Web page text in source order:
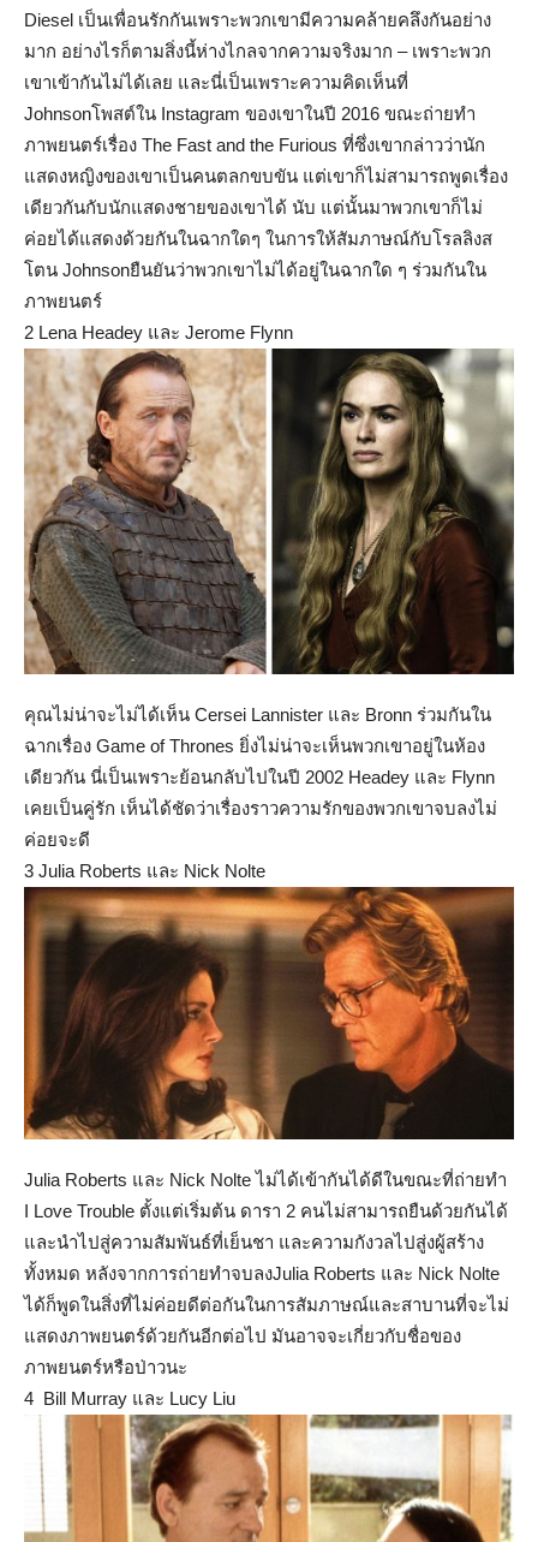
Diesel เป็นเพื่อนรักกันเพราะพวกเขามีความคล้ายคลึงกันอย่าง
มาก อย่างไรก็ตามสิ่งนี้ห่างไกลจากความจริงมาก – เพราะพวก
เขาเข้ากันไม่ได้เลย และนี่เป็นเพราะความคิดเห็นที่
Johnsonโพสต์ใน Instagram ของเขาในปี 2016 ขณะถ่ายทำ
ภาพยนตร์เรื่อง The Fast and the Furious ที่ซึ่งเขากล่าวว่านัก
แสดงหญิงของเขาเป็นคนตลกขบขัน แต่เขาก็ไม่สามารถพูดเรื่อง
เดียวกันกับนักแสดงชายของเขาได้ นับ แต่นั้นมาพวกเขาก็ไม่
ค่อยได้แสดงด้วยกันในฉากใดๆ ในการให้สัมภาษณ์กับโรลลิงส
โตน Johnsonยืนยันว่าพวกเขาไม่ได้อยู่ในฉากใด ๆ ร่วมกันใน
ภาพยนตร์
2 Lena Headey และ Jerome Flynn
คุณไม่น่าจะไม่ได้เห็น Cersei Lannister และ Bronn ร่วมกันใน
ฉากเรื่อง Game of Thrones ยิ่งไม่น่าจะเห็นพวกเขาอยู่ในห้อง
เดียวกัน นี่เป็นเพราะย้อนกลับไปในปี 2002 Headey และ Flynn
เคยเป็นคู่รัก เห็นได้ชัดว่าเรื่องราวความรักของพวกเขาจบลงไม่
ค่อยจะดี
3 Julia Roberts และ Nick Nolte
Julia Roberts และ Nick Nolte ไม่ได้เข้ากันได้ดีในขณะที่ถ่ายทำ
I Love Trouble ตั้งแต่เริ่มต้น ดารา 2 คนไม่สามารถยืนด้วยกันได้
และนำไปสู่ความสัมพันธ์ที่เย็นชา และความกังวลไปสู่งผู้สร้าง
ทั้งหมด หลังจากการถ่ายทำจบลงJulia Roberts และ Nick Nolte
ได้ก็พูดในสิ่งที่ไม่ค่อยดีต่อกันในการสัมภาษณ์และสาบานที่จะไม่
แสดงภาพยนตร์ด้วยกันอีกต่อไป มันอาจจะเกี่ยวกับชื่อของ
ภาพยนตร์หรือป่าวนะ
4 Bill Murray และ Lucy Liu